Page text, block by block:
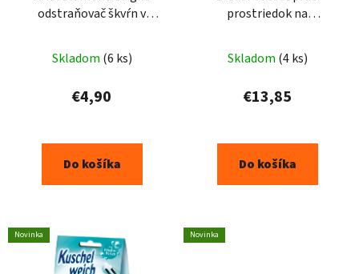
odstraňovač škvŕn v
Skladom (6 ks)
€4,90
Do košíka
prostriedok na
500 ml
Skladom (4 ks)
€13,85
Do košíka
Novinka Novinka